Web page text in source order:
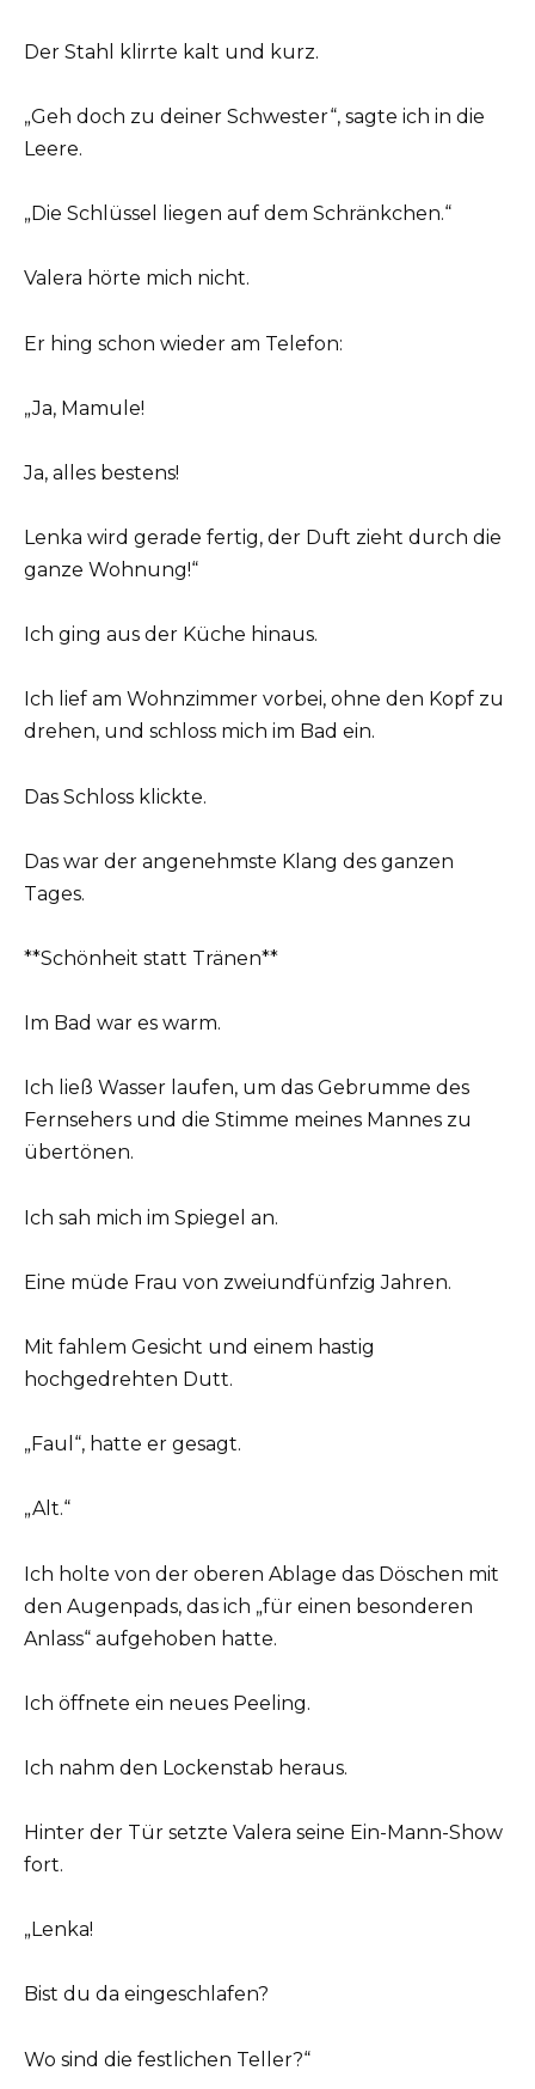
Der Stahl klirrte kalt und kurz.
„Geh doch zu deiner Schwester“, sagte ich in die
Leere.
„Die Schlüssel liegen auf dem Schränkchen.“
Valera hörte mich nicht.
Er hing schon wieder am Telefon:
„Ja, Mamule!
Ja, alles bestens!
Lenka wird gerade fertig, der Duft zieht durch die
ganze Wohnung!“
Ich ging aus der Küche hinaus.
Ich lief am Wohnzimmer vorbei, ohne den Kopf zu
drehen, und schloss mich im Bad ein.
Das Schloss klickte.
Das war der angenehmste Klang des ganzen
Tages.
**Schönheit statt Tränen**
Im Bad war es warm.
Ich ließ Wasser laufen, um das Gebrumme des
Fernsehers und die Stimme meines Mannes zu
übertönen.
Ich sah mich im Spiegel an.
Eine müde Frau von zweiundfünfzig Jahren.
Mit fahlem Gesicht und einem hastig
hochgedrehten Dutt.
„Faul“, hatte er gesagt.
„Alt.“
Ich holte von der oberen Ablage das Döschen mit
den Augenpads, das ich „für einen besonderen
Anlass“ aufgehoben hatte.
Ich öffnete ein neues Peeling.
Ich nahm den Lockenstab heraus.
Hinter der Tür setzte Valera seine Ein-Mann-Show
fort.
„Lenka!
Bist du da eingeschlafen?
Wo sind die festlichen Teller?“